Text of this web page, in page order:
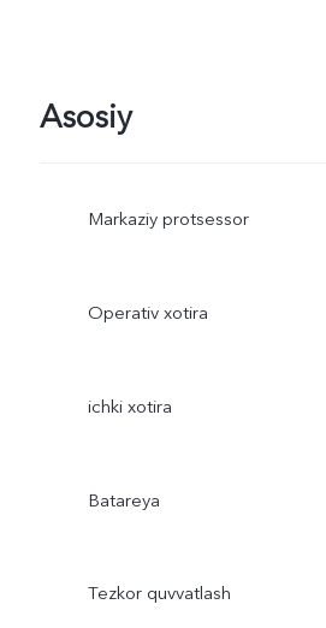
Asosiy
Markaziy protsessor
Operativ xotira
ichki xotira
Batareya
Tezkor quvvatlash